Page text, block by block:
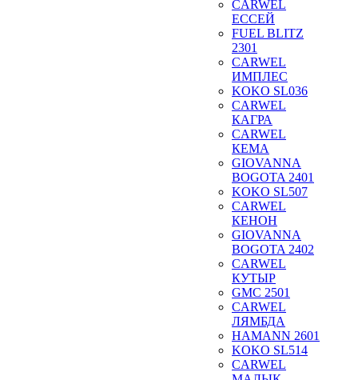
CARWEL
ЕССЕЙ
FUEL BLITZ
2301
CARWEL
ИМПЛЕС
KOKO SL036
CARWEL
КАГРА
CARWEL
КЕМА
GIOVANNA
BOGOTA 2401
KOKO SL507
CARWEL
КЕНОН
GIOVANNA
BOGOTA 2402
CARWEL
КУТЫР
GMC 2501
CARWEL
ЛЯМБДА
HAMANN 2601
KOKO SL514
CARWEL